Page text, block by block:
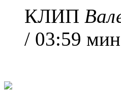
КЛИП
/ 03:59 мин